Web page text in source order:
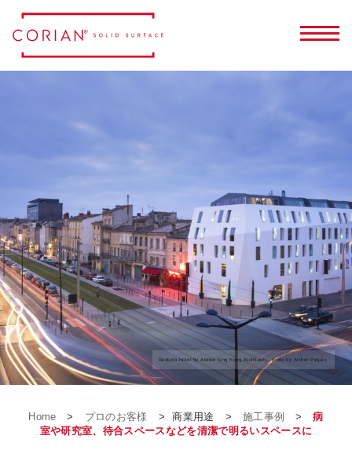
Seeko’o Hotel by Atelier King Kong Architects; photo by Arthur Pequin.
施工事例
Home > プロのお客様 > 商業用途 > 施工事例 >
病
室や研究室、待合スペースなどを清潔で明るいスペースに